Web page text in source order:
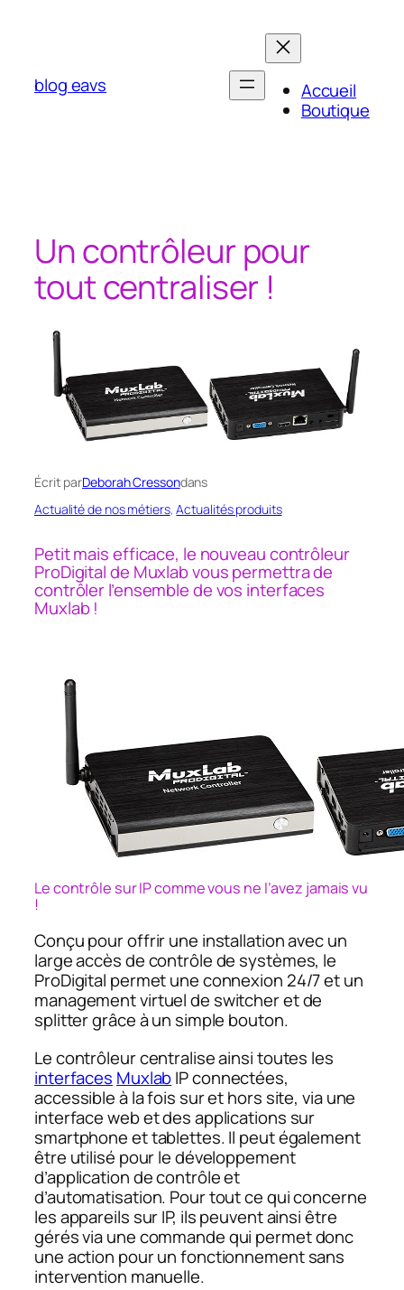
blog eavs
Accueil
Boutique
Un contrôleur pour
tout centraliser !
Écrit parDeborah Cressondans
Actualité de nos métiers, Actualités produits
Petit mais efficace, le nouveau contrôleur
ProDigital de Muxlab vous permettra de
contrôler l’ensemble de vos interfaces
Muxlab !
Le contrôle sur IP comme vous ne l’avez jamais vu
!
Conçu pour offrir une installation avec un
large accès de contrôle de systèmes, le
ProDigital permet une connexion 24/7 et un
management virtuel de switcher et de
splitter grâce à un simple bouton.
Le contrôleur centralise ainsi toutes les
interfaces MuxlabIP connectées,
accessible à la fois sur et hors site, via une
interface web et des applications sur
smartphone et tablettes. Il peut également
être utilisé pour le développement
d’application de contrôle et
d’automatisation. Pour tout ce qui concerne
les appareils sur IP, ils peuvent ainsi être
gérés via une commande qui permet donc
une action pour un fonctionnement sans
intervention manuelle.